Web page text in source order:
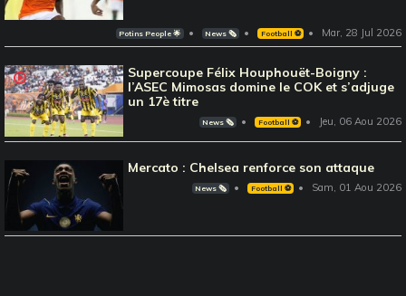
Potins People 🌟 News 🗞️ Football ⚽️ Mar, 28 Jul 2026
Supercoupe Félix Houphouët-Boigny :
l’ASEC Mimosas domine le COK et s’adjuge
un 17è titre
News 🗞️ Football ⚽️ Jeu, 06 Aou 2026
Mercato : Chelsea renforce son attaque
News 🗞️ Football ⚽️ Sam, 01 Aou 2026